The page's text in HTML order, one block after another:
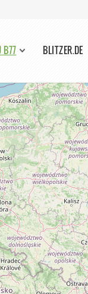
B77 BLITZER.DE